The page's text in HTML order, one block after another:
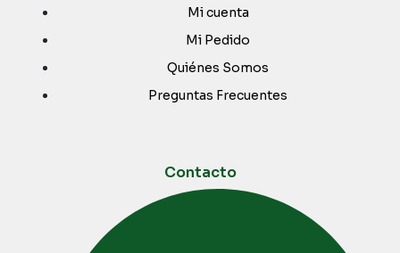
Mi cuenta
Mi Pedido
Quiénes Somos
Preguntas Frecuentes
Contacto